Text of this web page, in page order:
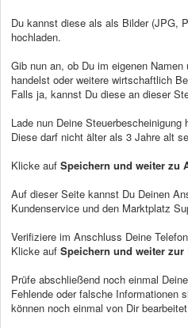
Du kannst diese als als Bilder (JPG,
hochladen.
Gib nun an, ob Du im eigenen
handelst oder weitere wirtschaftlich
Falls ja, kannst Du diese an dieser
Lade nun Deine Steuerbescheinigung
Diese darf nicht älter als 3 Jahre alt
Klicke auf Speichern und weiter zu
Auf dieser Seite kannst Du Deinen
Kundenservice und den Marktplatz
Verifiziere im Anschluss Deine
Klicke auf Speichern und weiter zur
Prüfe abschließend noch einmal
Fehlende oder falsche Informationen
können noch einmal von Dir